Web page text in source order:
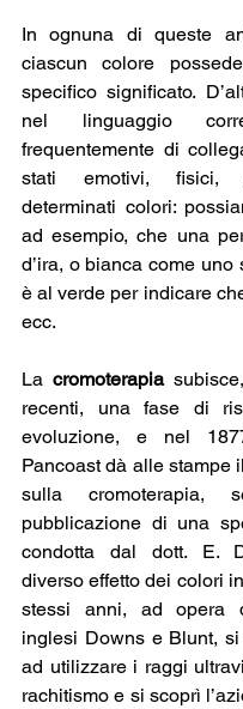
In ognuna di queste
ciascun colore
specifico significato.
nel linguaggio
frequentemente di
stati emotivi, fisici,
determinati colori:
ad esempio, che una
d’ira, o bianca come uno
è al verde per indicare
ecc.
La cromoterapia
recenti, una fase di
evoluzione, e nel
Pancoast dà alle stampe
sulla cromoterapia,
pubblicazione di una
condotta dal dott. E.
diverso effetto dei colori
stessi anni, ad opera
inglesi Downs e Blunt,
ad utilizzare i raggi
rachitismo e si scoprì